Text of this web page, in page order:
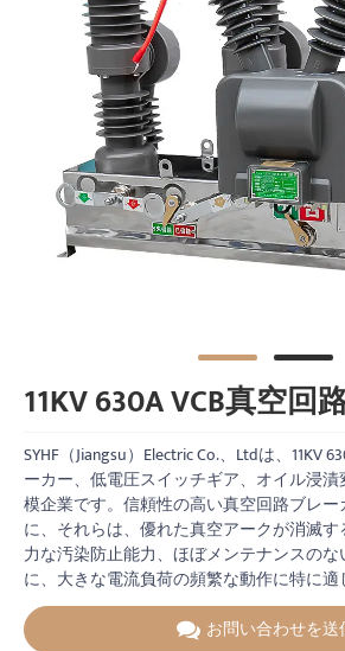
11KV 630A VCB真空回
SYHF（Jiangsu）Electric Co.、Ltdは、11KV
ーカー、低電圧スイッチギア、オイル浸
模企業です。信頼性の高い真空回路ブレ
に、それらは、優れた真空アークが消滅
力な汚染防止能力、ほぼメンテナンスの
に、大きな電流負荷の頻繁な動作に特に適
お問い合わせを送